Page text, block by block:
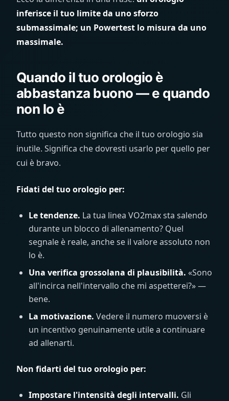
inferisce il tuo limite da uno sforzo
submassimale; un Powertest lo misura da uno
massimale.
Quando il tuo orologio è
abbastanza buono — e quando
non lo è
Tutto questo non significa che il tuo orologio sia
inutile. Significa che dovresti usarlo per quello per
cui è bravo.
Fidati del tuo orologio per:
Le tendenze. La tua linea VO2max sta salendo
durante un blocco di allenamento? Quel
segnale è reale, anche se il valore assoluto non
lo è.
Una verifica grossolana di plausibilità. «Sono
all'incirca nell'intervallo che mi aspetterei?» —
bene.
La motivazione. Vedere il numero muoversi è
un incentivo genuinamente utile a continuare
ad allenarti.
Non fidarti del tuo orologio per:
Impostare l'intensità degli intervalli. Gli